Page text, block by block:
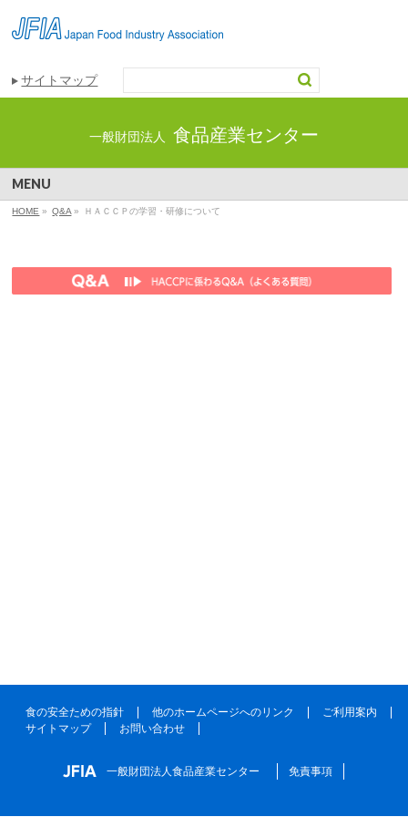
サイトマップ
一般財団法人 食品産業センター
MENU
HOME » Q&A » ＨＡＣＣＰの学習・研修について
食の安全ための指針 他のホームページへのリンク
ご利用案内
サイトマップ
お問い合わせ
一般財団法人食品産業センター 免責事項